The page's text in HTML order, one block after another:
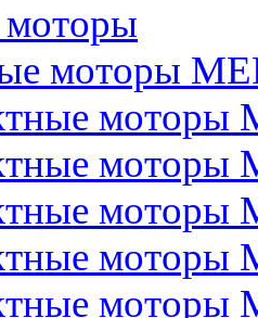
моторы
моторы
моторы
моторы
моторы
моторы